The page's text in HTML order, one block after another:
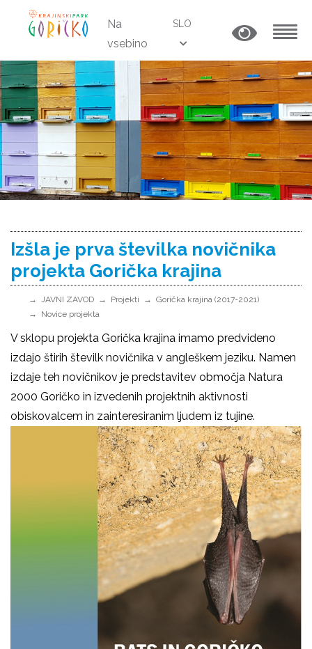
Na
vsebino
SLO
Izšla je prva številka novičnika
projekta Gorička krajina
JAVNI ZAVOD Projekti
Gorička krajina (2017-2021)
Novice projekta
V sklopu projekta Gorička krajina imamo predvideno
izdajo štirih številk novičnika v angleškem jeziku. Namen
izdaje teh novičnikov je predstavitev območja Natura
2000 Goričko in izvedenih projektnih aktivnosti
obiskovalcem in zainteresiranim ljudem iz tujine.